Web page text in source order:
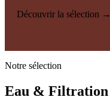
Découvrir la sélection →
Notre sélection
Eau & Filtration